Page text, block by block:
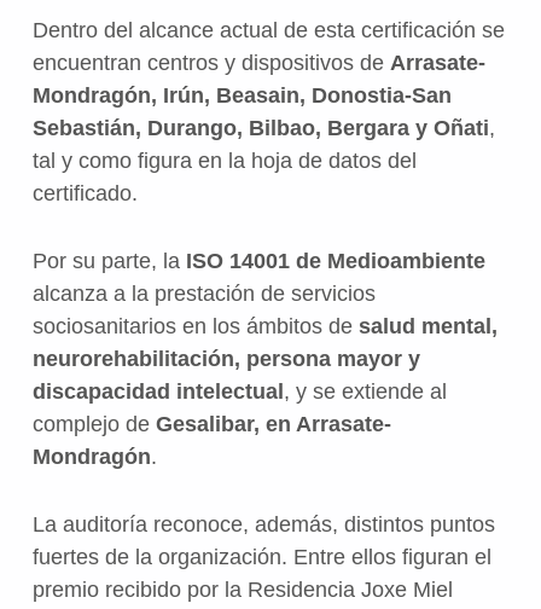
Dentro del alcance actual de esta certificación se
encuentran centros y dispositivos de Arrasate-
Mondragón, Irún, Beasain, Donostia-San
Sebastián, Durango, Bilbao, Bergara y Oñati,
tal y como figura en la hoja de datos del
certificado.
Por su parte, la ISO 14001 de Medioambiente
alcanza a la prestación de servicios
sociosanitarios en los ámbitos de salud mental,
neurorehabilitación, persona mayor y
discapacidad intelectual , y se extiende al
complejo de Gesalibar, en Arrasate-
Mondragón.
La auditoría reconoce, además, distintos puntos
fuertes de la organización. Entre ellos figuran el
premio recibido por la Residencia Joxe Miel